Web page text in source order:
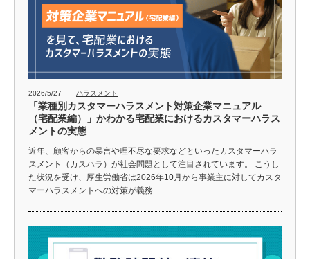
2026/5/27 ハラスメント
「業種別カスタマーハラスメント対策企業マニュアル
（宅配業編）」かわかる宅配業におけるカスタマーハラス
メントの実態
近年、顧客からの暴言や理不尽な要求などといったカスタマーハラ
スメント（カスハラ）が社会問題として注目されています。 こうし
た状況を受け、厚生労働省は2026年10月から事業主に対してカスタ
マーハラスメントへの対策が義務…